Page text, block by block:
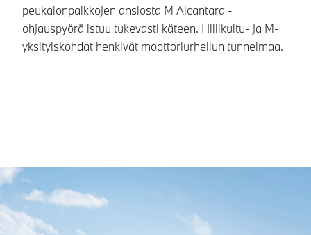
peukalonpaikkojen ansiosta M Alcantara -
ohjauspyörä istuu tukevasti käteen. Hiilikuitu- ja M-
yksityiskohdat henkivät moottoriurheilun tunnelmaa.